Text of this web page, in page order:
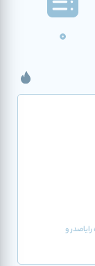
0
و